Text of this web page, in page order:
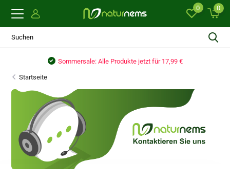
0 0
Sommersale: Alle Produkte jetzt für 17,99 €
Startseite